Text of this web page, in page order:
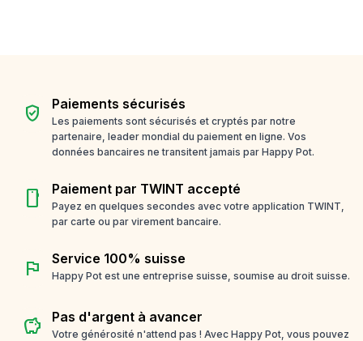
verified_user Paiements sécurisés
Les paiements sont sécurisés et cryptés par notre
partenaire, leader mondial du paiement en ligne. Vos
données bancaires ne transitent jamais par Happy Pot.
smartphone Paiement par TWINT accepté
Payez en quelques secondes avec votre application TWINT,
par carte ou par virement bancaire.
flag Service 100% suisse
Happy Pot est une entreprise suisse, soumise au droit suisse.
savings Pas d'argent à avancer
Votre générosité n'attend pas ! Avec Happy Pot, vous pouvez